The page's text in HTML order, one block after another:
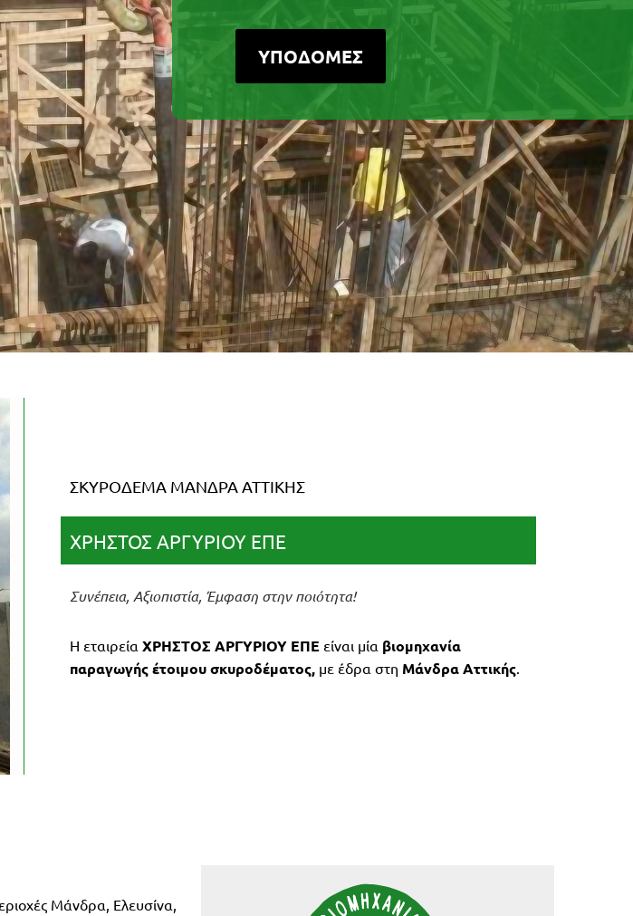
ΥΠΟΔΟΜΕΣ
ΣΚΥΡΟΔΕΜΑ ΜΑΝΔΡΑ ΑΤΤΙΚΗΣ
ΧΡΗΣΤΟΣ ΑΡΓΥΡΙΟΥ ΕΠΕ
Συνέπεια, Αξιοπιστία, Έμφαση στην ποιότητα!
Η εταιρεία ΧΡΗΣΤΟΣ ΑΡΓΥΡΙΟΥ ΕΠΕ είναι μία βιομηχανία
παραγωγής έτοιμου σκυροδέματος, με έδρα στη Μάνδρα Αττικής.
Μάνδρα, Ελευσίνα,